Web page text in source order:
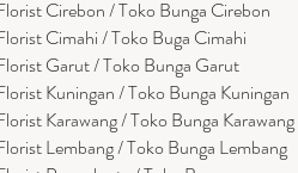
Cirebon / Toko Bunga Cirebon
Cimahi / Toko Buga Cimahi
Garut / Toko Bunga Garut
Kuningan / Toko Bunga Kuningan
Karawang / Toko Bunga Karawang
Lembang / Toko Bunga Lembang